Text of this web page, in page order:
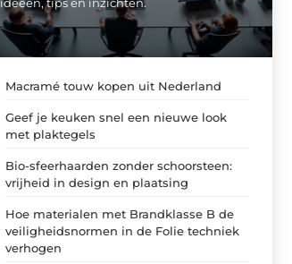
Macramé touw kopen uit Nederland
Geef je keuken snel een nieuwe look
met plaktegels
Bio-sfeerhaarden zonder schoorsteen:
vrijheid in design en plaatsing
Hoe materialen met Brandklasse B de
veiligheidsnormen in de Folie techniek
verhogen